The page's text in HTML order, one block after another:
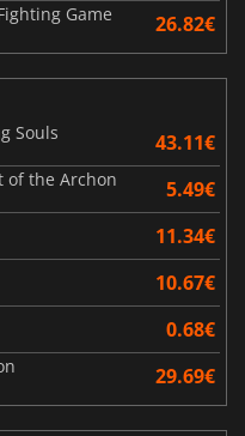
Game 26.82€
Souls
43.11€
of the Archon 5.49€
11.34€
10.67€
0.68€
29.69€